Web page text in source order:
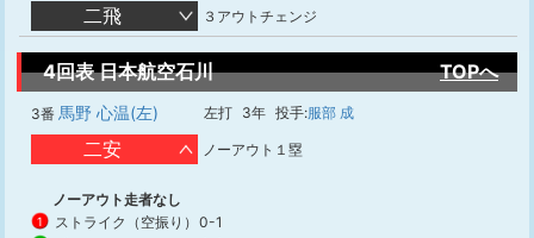
二飛 ３アウトチェンジ
4回表 日本航空石川 TOPへ
3番 馬野 心温(左) 左打 3年 投手:服部 成
二安 ノーアウト１塁
ノーアウト走者なし
1 ストライク（空振り） 0-1